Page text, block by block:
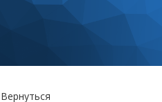
Вернуться